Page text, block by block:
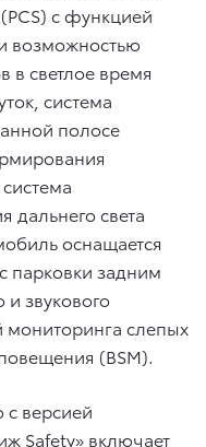
с функцией
возможностью
в светлое время
система
полосе
дальнего света
оснащается
парковки задним
звукового
мониторинга слепых
(BSM).
версией
Safety» включает